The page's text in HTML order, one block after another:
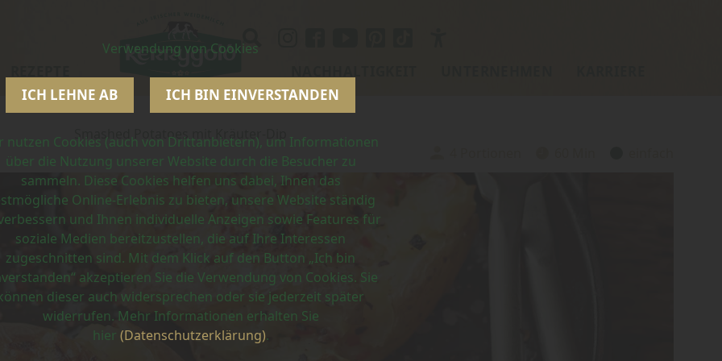
Verwendung von Cookies
ICH LEHNE AB ICH BIN EINVERSTANDEN
nutzen Cookies (auch von Drittanbietern), um Informationen
über die Nutzung unserer Website durch die Besucher zu
sammeln. Diese Cookies helfen uns dabei, Ihnen das
Online-Erlebnis zu bieten, unsere Website ständig
und Ihnen individuelle Anzeigen sowie Features für
soziale Medien bereitzustellen, die auf Ihre Interessen
zugeschnitten sind. Mit dem Klick auf den Button „Ich bin
akzeptieren Sie die Verwendung von Cookies. Sie
dieser auch widersprechen oder sie jederzeit später
widerrufen. Mehr Informationen erhalten Sie
hier (Datenschutzerklärung).
Smashed Potatoes mit Kräuter-Dip